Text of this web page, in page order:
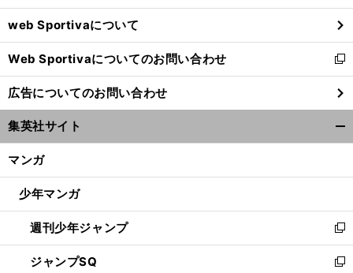
ウ
で
開
く
web Sportivaについて
Web Sportivaについてのお問い合わせ
新
し
い
ウ
ィ
ン
ウ
開
く
広告についてのお問い合わせ
集英社サイト
マンガ
少年マンガ
週刊少年ジャンプ
新
し
い
ジャンプSQ
新